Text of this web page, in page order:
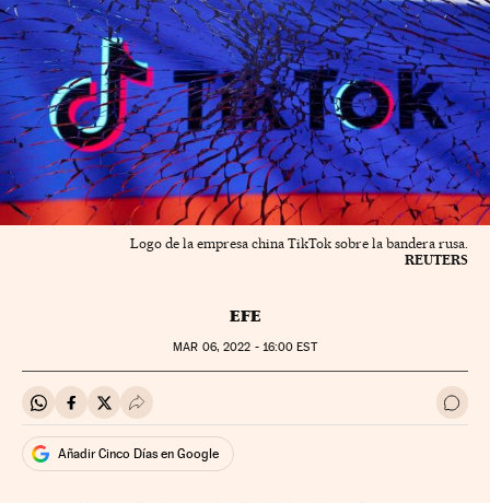
Logo de la empresa china TikTok sobre la bandera rusa.
REUTERS
EFE
MAR 06, 2022 - 16:00 EST
Compartir en Whatsapp
Compartir en Facebook
Compartir en Twitter
Desplegar Redes Sociales Ir a
Añadir Cinco Días en Google